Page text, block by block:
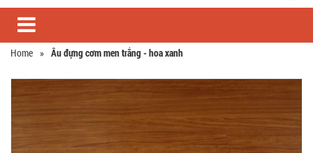
Home » Âu đựng cơm men trắng - hoa xanh